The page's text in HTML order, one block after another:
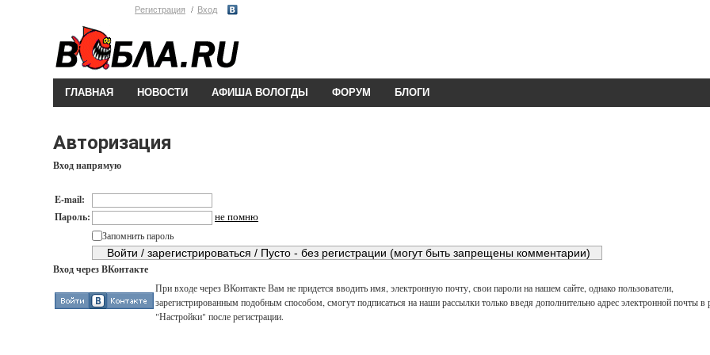
Регистрация Вход
ГЛАВНАЯ НОВОСТИ АФИША ВОЛОГДЫ ФОРУМ БЛОГИ
Авторизация
Вход напрямую
E-mail:
Пароль:
не помню
Запомнить пароль
Вход через ВКонтакте
При входе через ВКонтакте Вам не придется вводить имя, электронную почту, свои пароли на нашем сайте, однако пользователи,
зарегистрированным подобным способом, смогут подписаться на наши рассылки только введя дополнительно адрес электронной почты в
"Настройки" после регистрации.